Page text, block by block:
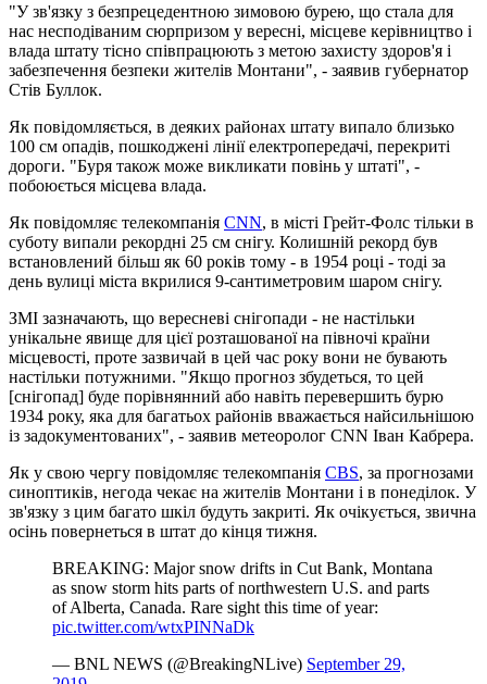
"У зв'язку з безпрецедентною зимовою бурею, що стала для
нас несподіваним сюрпризом у вересні, місцеве керівництво і
влада штату тісно співпрацюють з метою захисту здоров'я і
забезпечення безпеки жителів Монтани", - заявив губернатор
Стів Буллок.
Як повідомляється, в деяких районах штату випало близько
100 см опадів, пошкоджені лінії електропередачі, перекриті
дороги. "Буря також може викликати повінь у штаті", -
побоюється місцева влада.
Як повідомляє телекомпанія CNN, в місті Грейт-Фолс тільки в
суботу випали рекордні 25 см снігу. Колишній рекорд був
встановлений більш як 60 років тому - в 1954 році - тоді за
день вулиці міста вкрилися 9-сантиметровим шаром снігу.
ЗМІ зазначають, що вересневі снігопади - не настільки
унікальне явище для цієї розташованої на півночі країни
місцевості, проте зазвичай в цей час року вони не бувають
настільки потужними. "Якщо прогноз збудеться, то цей
[снігопад] буде порівнянний або навіть перевершить бурю
1934 року, яка для багатьох районів вважається найсильнішою
із задокументованих", - заявив метеоролог CNN Іван Кабрера.
Як у свою чергу повідомляє телекомпанія CBS, за прогнозами
синоптиків, негода чекає на жителів Монтани і в понеділок. У
зв'язку з цим багато шкіл будуть закриті. Як очікується, звична
осінь повернеться в штат до кінця тижня.
BREAKING: Major snow drifts in Cut Bank, Montana
as snow storm hits parts of northwestern U.S. and parts
of Alberta, Canada. Rare sight this time of year:
pic.twitter.com/wtxPINNaDk
— BNL NEWS (@BreakingNLive) September 29,